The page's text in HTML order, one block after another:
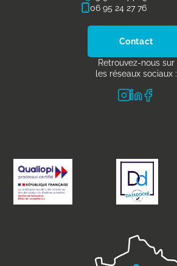
06 95 24 27 76
Contact
Retrouvez-nous sur
les réseaux sociaux :